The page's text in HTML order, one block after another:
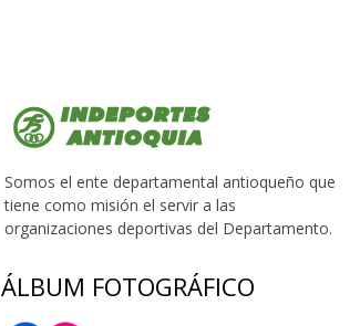
Somos el ente departamental antioqueño que
tiene como misión el servir a las
organizaciones deportivas del Departamento.
ÁLBUM FOTOGRÁFICO